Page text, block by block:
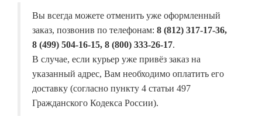
Вы всегда можете отменить уже оформленный
заказ, позвонив по телефонам: 8 (812) 317-17-36,
8 (499) 504-16-15, 8 (800) 333-26-17.
В случае, если курьер уже привёз заказ на
указанный адрес, Вам необходимо оплатить его
доставку (согласно пункту 4 статьи 497
Гражданского Кодекса России).